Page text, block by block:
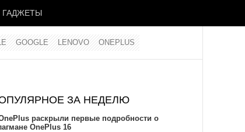
ГАДЖЕТЫ
GOOGLE LENOVO ONEPLUS
ЗА НЕДЕЛЮ
раскрыли первые подробности о
OnePlus 16